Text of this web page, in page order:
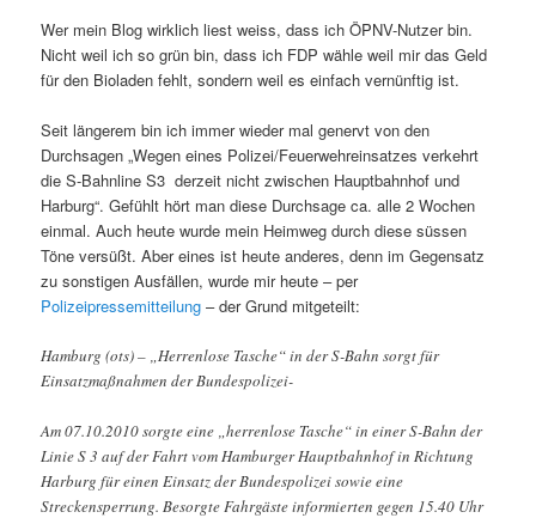
Wer mein Blog wirklich liest weiss, dass ich ÖPNV-Nutzer bin.
Nicht weil ich so grün bin, dass ich FDP wähle weil mir das Geld
für den Bioladen fehlt, sondern weil es einfach vernünftig ist.
Seit längerem bin ich immer wieder mal genervt von den
Durchsagen „Wegen eines Polizei/Feuerwehreinsatzes verkehrt
die S-Bahnline S3 derzeit nicht zwischen Hauptbahnhof und
Harburg“. Gefühlt hört man diese Durchsage ca. alle 2 Wochen
einmal. Auch heute wurde mein Heimweg durch diese süssen
Töne versüßt. Aber eines ist heute anderes, denn im Gegensatz
zu sonstigen Ausfällen, wurde mir heute – per
Polizeipressemitteilung – der Grund mitgeteilt:
Hamburg (ots) – „Herrenlose Tasche“ in der S-Bahn sorgt für
Einsatzmaßnahmen der Bundespolizei-
Am 07.10.2010 sorgte eine „herrenlose Tasche“ in einer S-Bahn der
Linie S 3 auf der Fahrt vom Hamburger Hauptbahnhof in Richtung
Harburg für einen Einsatz der Bundespolizei sowie eine
Streckensperrung. Besorgte Fahrgäste informierten gegen 15.40 Uhr